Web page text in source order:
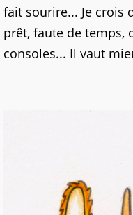
fait sourire... Je crois
prêt, faute de temps,
consoles... Il vaut